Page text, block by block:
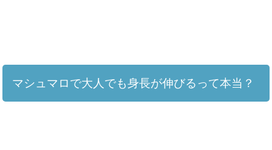
マシュマロで大人でも身長が伸びるって本当？